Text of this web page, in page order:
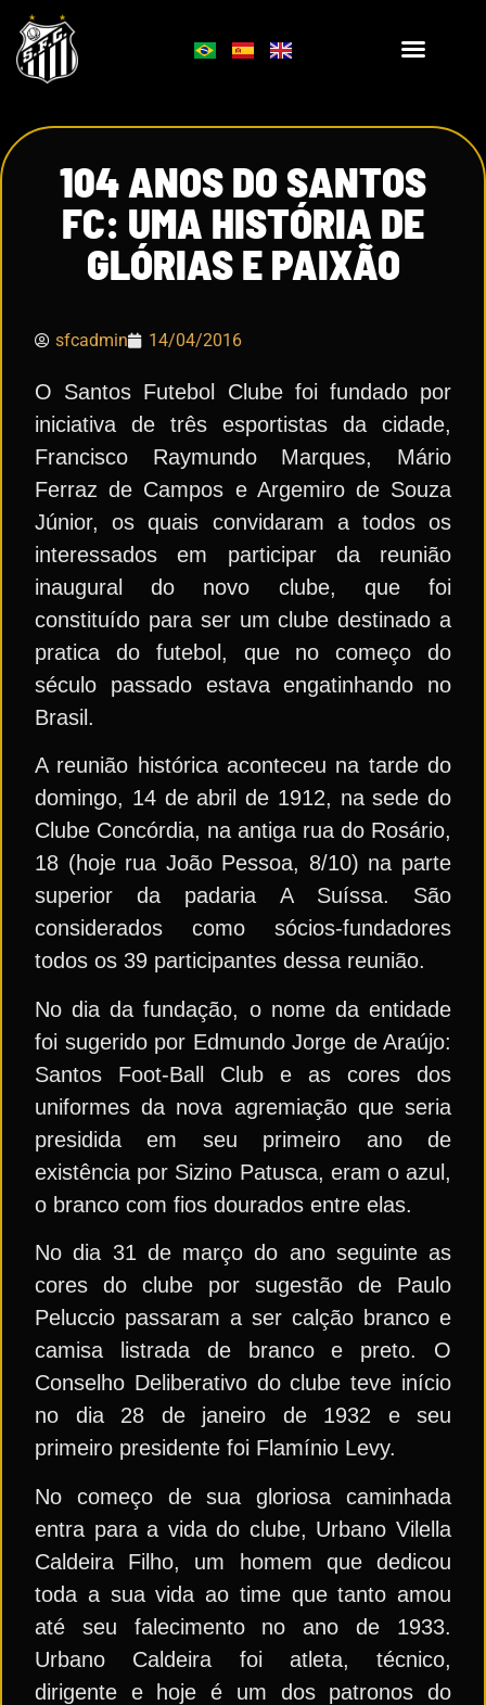
104 ANOS DO SANTOS
FC: UMA HISTÓRIA DE
GLÓRIAS E PAIXÃO
sfcadmin 14/04/2016
O Santos Futebol Clube foi fundado por
iniciativa de três esportistas da cidade,
Francisco Raymundo Marques, Mário
Ferraz de Campos e Argemiro de Souza
Júnior, os quais convidaram a todos os
interessados em participar da reunião
inaugural do novo clube, que foi
constituído para ser um clube destinado a
pratica do futebol, que no começo do
século passado estava engatinhando no
Brasil.
A reunião histórica aconteceu na tarde do
domingo, 14 de abril de 1912, na sede do
Clube Concórdia, na antiga rua do Rosário,
18 (hoje rua João Pessoa, 8/10) na parte
superior da padaria A Suíssa. São
considerados como sócios-fundadores
todos os 39 participantes dessa reunião.
No dia da fundação, o nome da entidade
foi sugerido por Edmundo Jorge de Araújo:
Santos Foot-Ball Club e as cores dos
uniformes da nova agremiação que seria
presidida em seu primeiro ano de
existência por Sizino Patusca, eram o azul,
o branco com fios dourados entre elas.
No dia 31 de março do ano seguinte as
cores do clube por sugestão de Paulo
Peluccio passaram a ser calção branco e
camisa listrada de branco e preto. O
Conselho Deliberativo do clube teve início
no dia 28 de janeiro de 1932 e seu
primeiro presidente foi Flamínio Levy.
No começo de sua gloriosa caminhada
entra para a vida do clube, Urbano Vilella
Caldeira Filho, um homem que dedicou
toda a sua vida ao time que tanto amou
até seu falecimento no ano de 1933.
Urbano Caldeira foi atleta, técnico,
dirigente e hoje é um dos patronos do